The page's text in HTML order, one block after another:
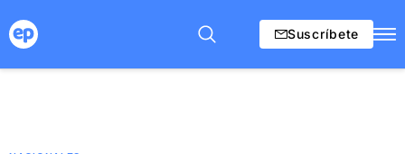
Suscríbete